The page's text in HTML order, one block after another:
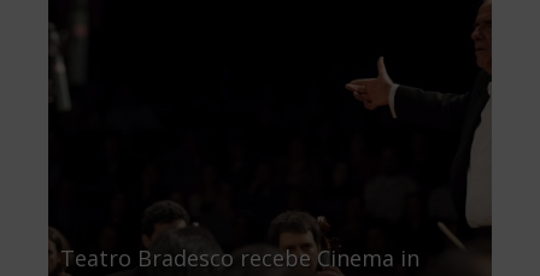
Teatro Bradesco recebe Cinema in